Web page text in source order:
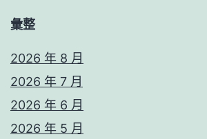
彙整
2026 年 8 月
2026 年 7 月
2026 年 6 月
2026 年 5 月